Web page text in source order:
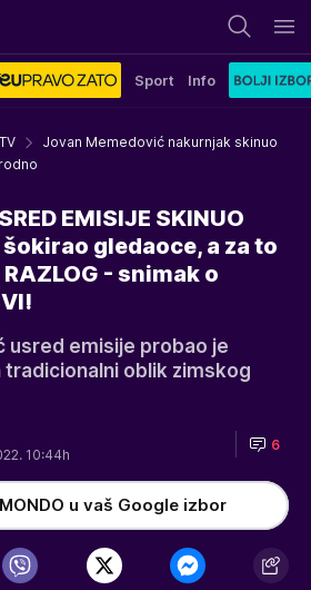
Sport Info
TV
Jovan Memedović nakurnjak skinuo
EMISIJE SKINUO
gledaoce, a za to
- snimak o
usred emisije probao je
tradicionalni oblik zimskog
10:44h
6
u vaš Google izbor